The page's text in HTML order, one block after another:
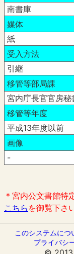
南書庫
媒体
紙
受入方法
引継
移管等部局課
宮内庁長官官房秘
移管等年度
平成13年度以前
画像
-
＊宮内公文書館特
こちら を御覧下さ
このシステムにつ
プライバシ